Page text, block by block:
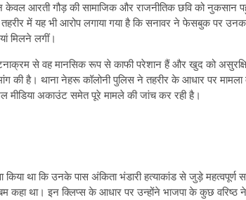
केवल आरती गौड़ की सामाजिक और राजनीतिक छवि को नुकसान
में यह भी आरोप लगाया गया है कि सनावर ने फेसबुक पर
मिलने लगीं।
से वह मानसिक रूप से काफी परेशान हैं और खुद को
की है। थाना नेहरू कॉलोनी पुलिस ने तहरीर के आधार पर
मीडिया अकाउंट समेत पूरे मामले की जांच कर रही है।
किया था कि उनके पास अंकिता भंडारी हत्याकांड से जुड़े
बम कहा था। इन क्लिप्स के आधार पर उन्होंने भाजपा के कुछ